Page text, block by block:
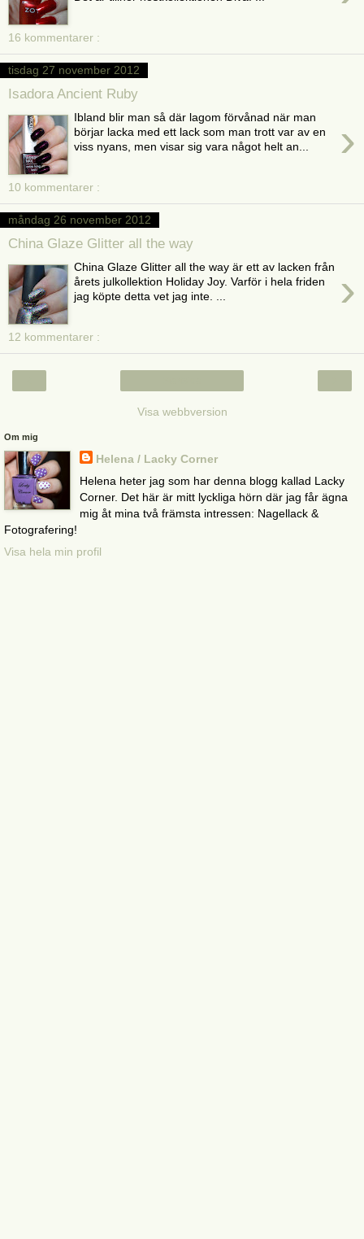
16 kommentarer :
tisdag 27 november 2012
Isadora Ancient Ruby
›
Ibland blir man så där lagom förvånad när man
börjar lacka med ett lack som man trott var av en
viss nyans, men visar sig vara något helt an...
10 kommentarer :
måndag 26 november 2012
China Glaze Glitter all the way
›
China Glaze Glitter all the way är ett av lacken från
årets julkollektion Holiday Joy. Varför i hela friden
jag köpte detta vet jag inte. ...
12 kommentarer :
Visa webbversion
Om mig
Helena / Lacky Corner
Helena heter jag som har denna blogg kallad Lacky
Corner. Det här är mitt lyckliga hörn där jag får ägna
mig åt mina två främsta intressen: Nagellack &
Fotografering!
Visa hela min profil